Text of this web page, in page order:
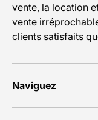
vente, la location
vente
clients satisfaits
Naviguez